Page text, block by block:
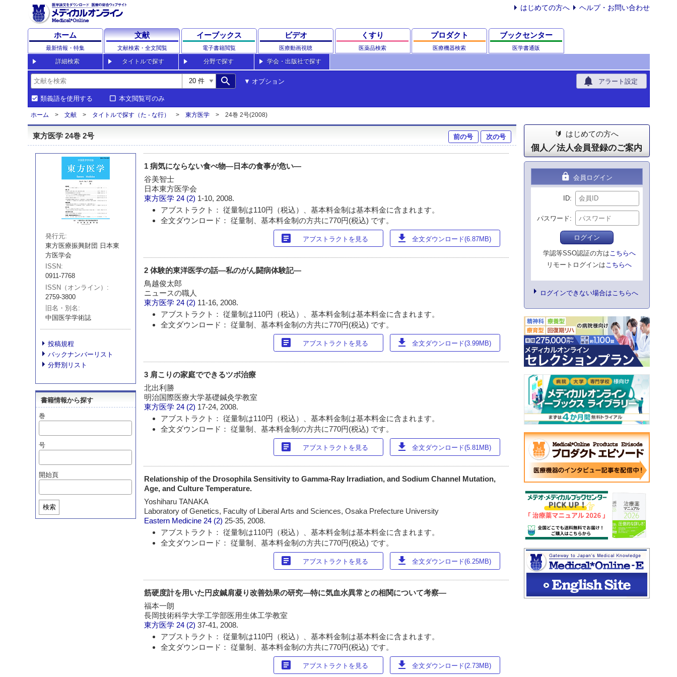
はじめての方へ ヘルプ・お問い合わせ
ホーム
最新情報・特集
文献
文献検索・全文閲覧
イーブックス
電子書籍閲覧
ビデオ
医療動画視聴
くすり
医薬品検索
プロダクト
医療機器検索
ブックセンター
医学書通販
詳細検索 タイトルで探す 分野で探す 学会・出版社で探す
search オプション notifications アラート設定
類義語を使用する 本文閲覧可のみ
ホーム 文献 タイトルで探す（た - な行） 東方医学 24巻 2号(2008)
東方医学 24巻 2号 前の号 次の号
発行元
東方医療振興財団 日本東
方医学会
ISSN
0911-7768
ISSN（オンライン）
2759-3800
旧名・別名
中国医学学術誌
投稿規程
バックナンバーリスト
分野別リスト
書籍情報から探す
巻
号
開始頁
検索
1 病気にならない食べ物―日本の食事が危い―
谷美智士
日本東方医学会
東方医学 24 (2) 1-10, 2008.
アブストラクト： 従量制は110円（税込）、基本料金制は基本料金に含まれます。
全文ダウンロード： 従量制、基本料金制の方共に770円(税込) です。
article アブストラクトを見る download 全文ダウンロード(6.87MB)
2 体験的東洋医学の話―私のがん闘病体験記―
鳥越俊太郎
ニュースの職人
東方医学 24 (2) 11-16, 2008.
アブストラクト： 従量制は110円（税込）、基本料金制は基本料金に含まれます。
全文ダウンロード： 従量制、基本料金制の方共に770円(税込) です。
article アブストラクトを見る download 全文ダウンロード(3.99MB)
3 肩こりの家庭でできるツボ治療
北出利勝
明治国際医療大学基礎鍼灸学教室
東方医学 24 (2) 17-24, 2008.
アブストラクト： 従量制は110円（税込）、基本料金制は基本料金に含まれます。
全文ダウンロード： 従量制、基本料金制の方共に770円(税込) です。
article アブストラクトを見る download 全文ダウンロード(5.81MB)
Relationship of the Drosophila Sensitivity to Gamma-Ray Irradiation, and Sodium Channel Mutation,
Age, and Culture Temperature.
Yoshiharu TANAKA
Laboratory of Genetics, Faculty of Liberal Arts and Sciences, Osaka Prefecture University
Eastern Medicine 24 (2) 25-35, 2008.
アブストラクト： 従量制は110円（税込）、基本料金制は基本料金に含まれます。
全文ダウンロード： 従量制、基本料金制の方共に770円(税込) です。
article アブストラクトを見る download 全文ダウンロード(6.25MB)
筋硬度計を用いた円皮鍼肩凝り改善効果の研究―特に気血水異常との相関について考察―
福本一朗
長岡技術科学大学工学部医用生体工学教室
東方医学 24 (2)37-41, 2008.
アブストラクト： 従量制は110円（税込）、基本料金制は基本料金に含まれます。
全文ダウンロード： 従量制、基本料金制の方共に770円(税込) です。
article アブストラクトを見る download 全文ダウンロード(2.73MB)
はじめての方へ
個人／法人会員登録のご案内
lock 会員ログイン
ID
パスワード
ログイン
学認等SSO認証の方はこちらへ
リモートログインはこちらへ
ログインできない場合はこちらへ